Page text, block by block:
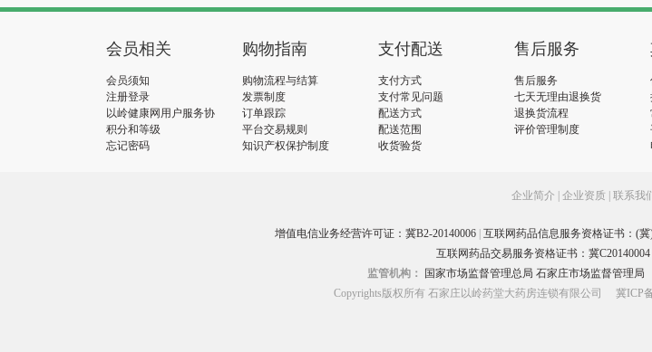
会员相关
会员须知
注册登录
以岭健康网用户服务协
议
积分和等级
忘记密码
购物指南
购物流程与结算
发票制度
订单跟踪
平台交易规则
知识产权保护制度
支付配送
支付方式
支付常见问题
配送方式
配送范围
收货验货
售后服务
售后服务
七天无理由退换货
退换货流程
评价管理制度
企业简介 企业资质 联系我
增值电信业务经营许可证：冀B2-20140006 互联网药品信息服务资格证书：(冀
互联网药品交易服务资格证书：冀
监管机构：
国家市场监督管理总局 石家庄市场监督管理局
Copyrights版权所有 石家庄以岭药堂大药房连锁有限公司 冀ICP